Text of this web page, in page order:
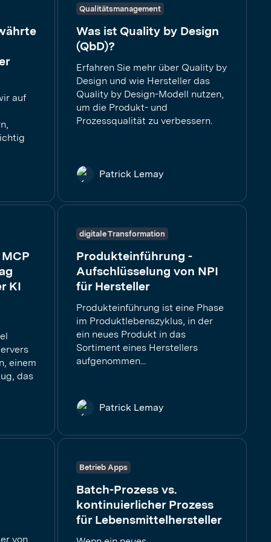
auf
Qualitätsmanagement
Was ist Quality by Design
(QbD)?
Erfahren Sie mehr über Quality by
Design und wie Hersteller das
Quality by Design-Modell nutzen,
um die Produkt- und
Prozessqualität zu verbessern.
Patrick Lemay
KI
einem
das
digitale Transformation
Produkteinführung -
Aufschlüsselung von NPI
für Hersteller
Produkteinführung ist eine Phase
im Produktlebenszyklus, in der
ein neues Produkt in das
Sortiment eines Herstellers
aufgenommen...
Patrick Lemay
von
Betrieb Apps
Batch-Prozess vs.
kontinuierlicher Prozess
für Lebensmittelhersteller